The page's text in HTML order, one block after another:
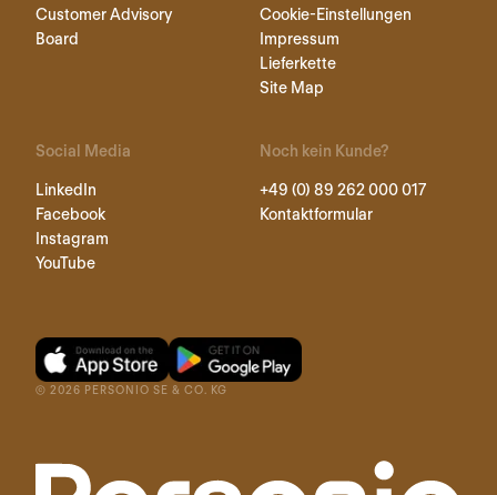
Customer Advisory
Board
Cookie-Einstellungen
Impressum
Lieferkette
Site Map
Social Media
LinkedIn
Facebook
Instagram
YouTube
Noch kein Kunde?
+49 (0) 89 262 000 017
Kontaktformular
© 2026 PERSONIO SE & CO. KG